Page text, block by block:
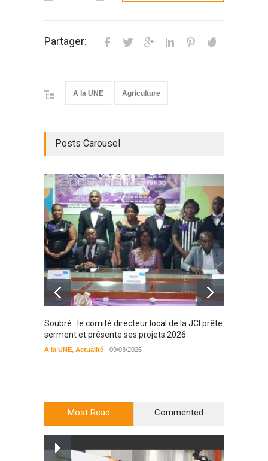
Partager:
A la UNE Agriculture
Posts Carousel
Soubré : le comité directeur local de la JCI prête
serment et présente ses projets 2026
A la UNE, Actualité 09/03/2026
Most Read Commented